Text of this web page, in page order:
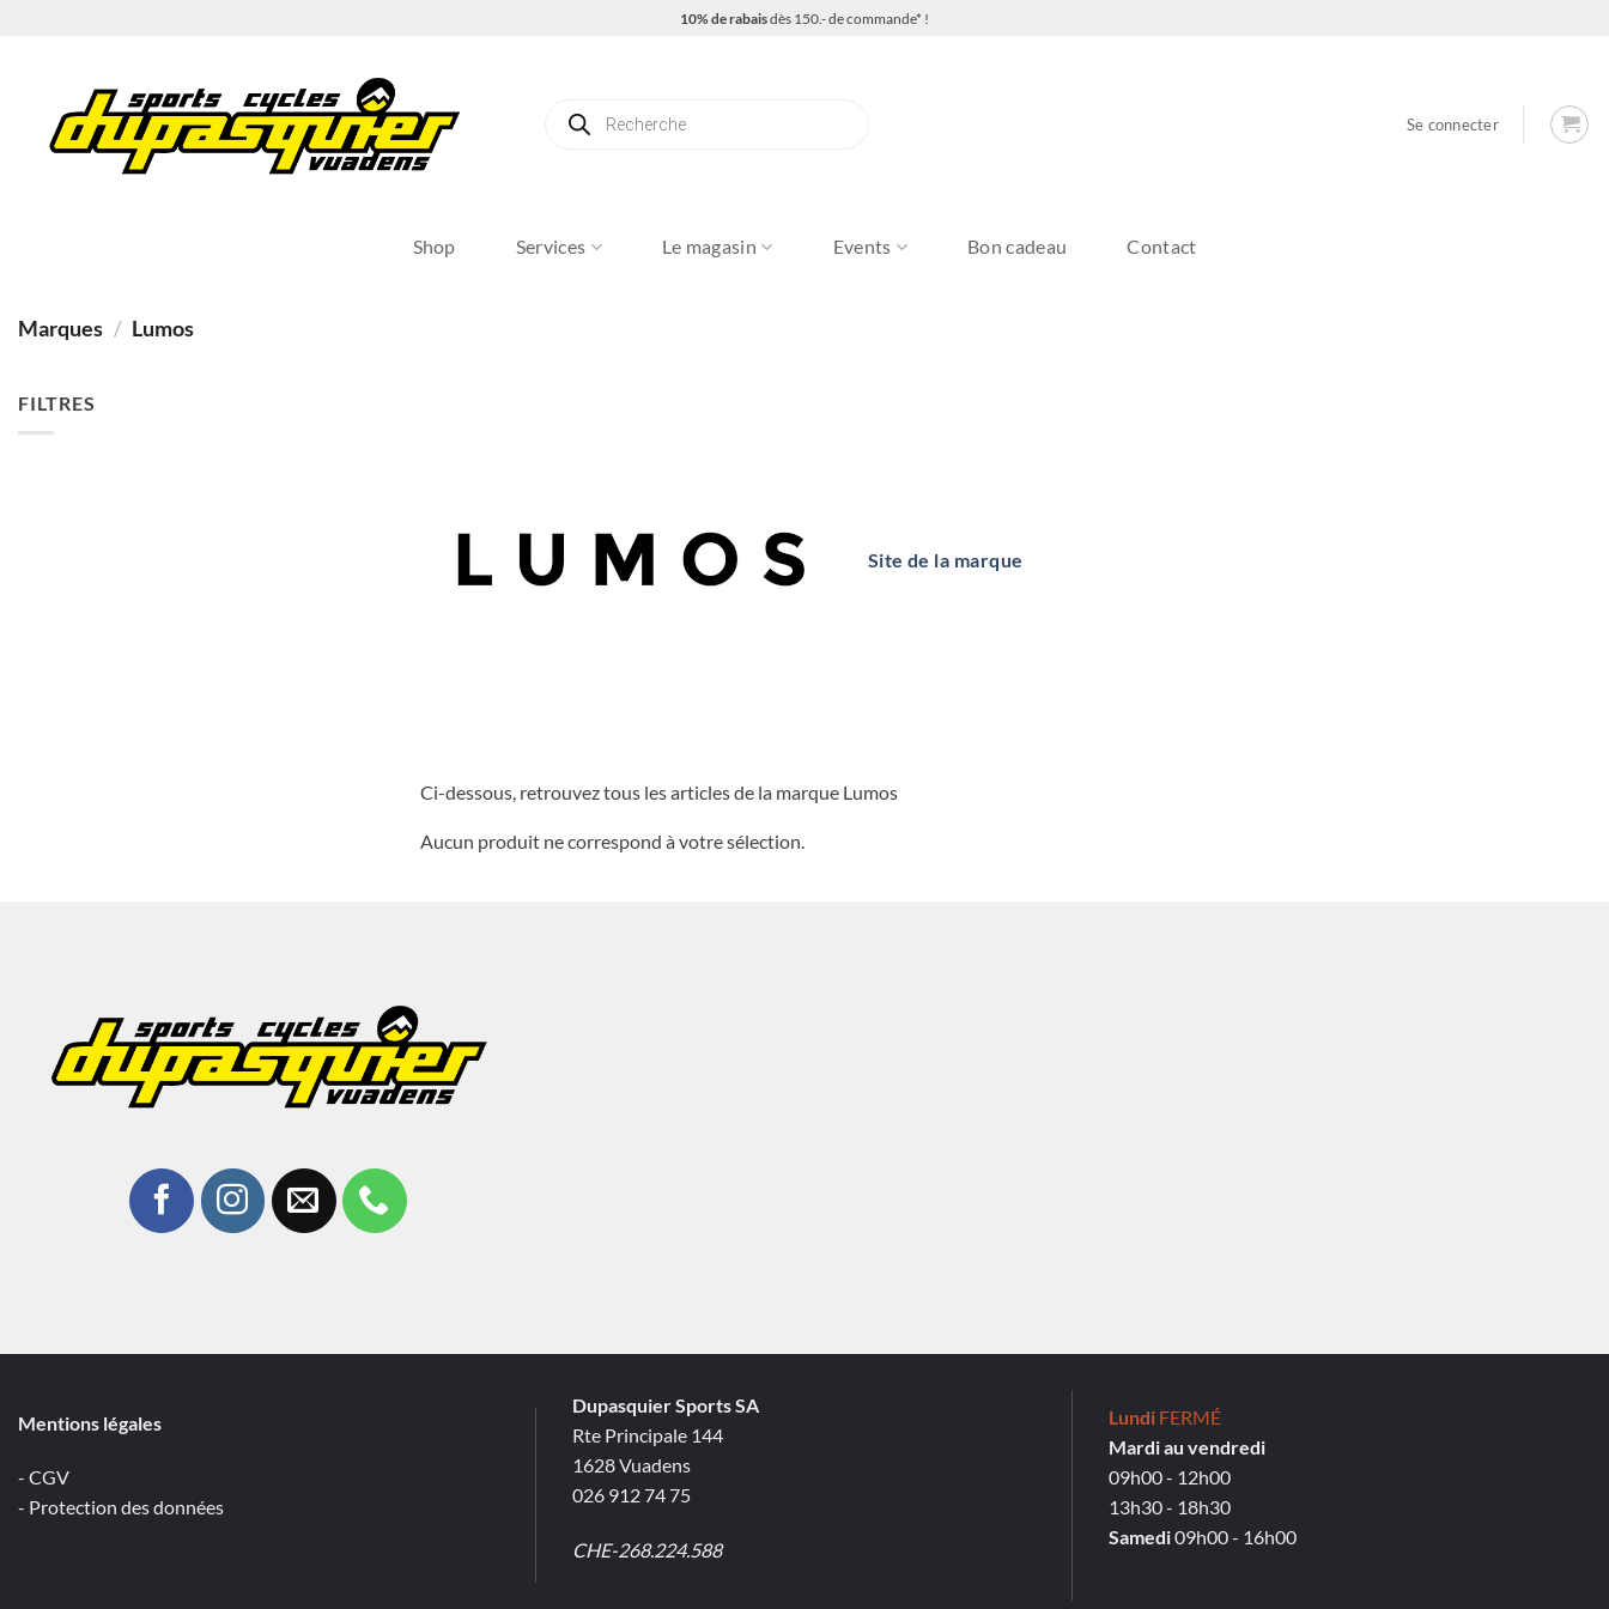
10% de rabaisdès 150.- de commande* !
produits
Se connecter
Shop Services Le magasin Events Bon cadeau Contact
Marques / Lumos
FILTRES
Site de la marque
Ci-dessous, retrouvez tous les articles de la marque Lumos
Aucun produit ne correspond à votre sélection.
Mentions légales
- CGV
- Protection des données
Dupasquier Sports SA
Rte Principale 144
1628 Vuadens
026 912 74 75
CHE-268.224.588
Lundi FERMÉ
Mardi au vendredi
09h00 - 12h00
13h30 - 18h30
Samedi09h00 - 16h00